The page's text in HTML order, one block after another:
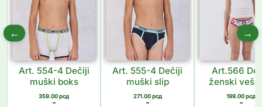
←
Art. 554-4 Dečiji
muški boks
359.00рсд
–
Art. 555-4 Dečiji
muški slip
271.00рсд
–
Art.566
ženski veš
199.00рсд
–
→